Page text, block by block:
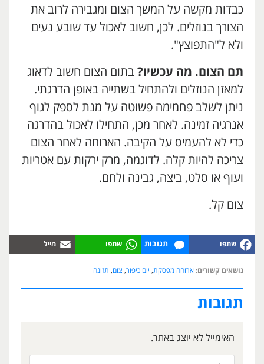
כבדות מקשה על המשך הצום ומגבירה לרוב את
הצורך בנוזלים. לכן, חשוב לאכול עד שובע נעים
ולא ל"התפוצץ".
תם הצום. מה עכשיו? בתום הצום חשוב לדאוג
למאזן הנוזלים ולהתחיל בשתייה באופן הדרגתי.
ניתן לשלב פחמימה פשוטה על מנת לספק לגוף
אנרגיה זמינה. לאחר מכן, התחילו לאכול בהדרגה
כדי לא להעמיס על הקיבה. הארוחה לאחר הצום
צריכה להיות קלה. לדוגמה, מרק ירקות עם אטריות
ועוף או סלט, ביצה, גבינה ולחם.
צום קל.
תגובות
נושאים קשורים: ארוחה מפסקת, יום כיפור, צום, תזונה
תגובות
האימייל לא יוצג באתר.